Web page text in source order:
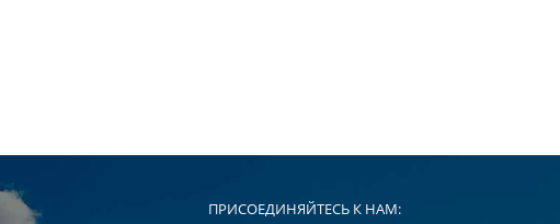
ПРИСОЕДИНЯЙТЕСЬ К НАМ: